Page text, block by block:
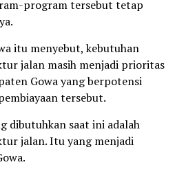
program tersebut tetap
itu menyebut, kebutuhan
jalan masih menjadi prioritas
Gowa yang berpotensi
tersebut.
dibutuhkan saat ini adalah
jalan. Itu yang menjadi